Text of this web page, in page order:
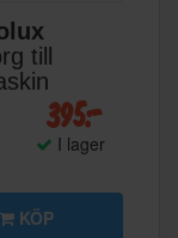
till
395:-
I lager
KÖP